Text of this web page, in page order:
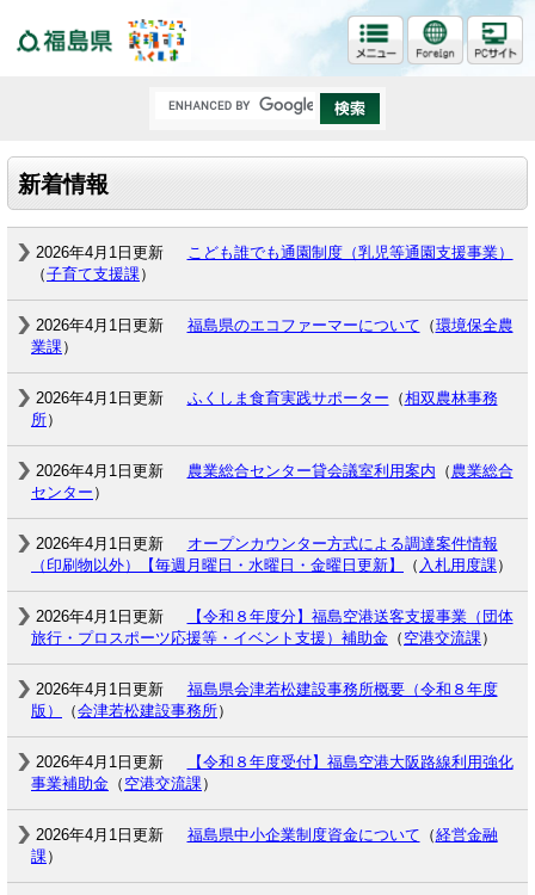
新着情報
2026年4月1日更新
こども誰でも通園制度（乳児等通園支援事業）
（子育て支援課）
2026年4月1日更新 福島県のエコファーマーについて （環境保全農
業課）
2026年4月1日更新 ふくしま食育実践サポーター （相双農林事務
所）
2026年4月1日更新 農業総合センター貸会議室利用案内 （ 農業総合
センター ）
2026年4月1日更新
オープンカウンター方式による調達案件情報
（印刷物以外）【毎週月曜日・水曜日・金曜日更新】
（ 入札用度課）
2026年4月1日更新
【令和８年度分】福島空港送客支援事業（団体
旅行・プロスポーツ応援等・イベント支援）補助金 （ 空港交流課）
2026年4月1日更新
福島県会津若松建設事務所概要（令和８年度
版）
（会津若松建設事務所）
2026年4月1日更新
【令和８年度受付】福島空港大阪路線利用強化
事業補助金 （ 空港交流課）
2026年4月1日更新 福島県中小企業制度資金について （経営金融
課）